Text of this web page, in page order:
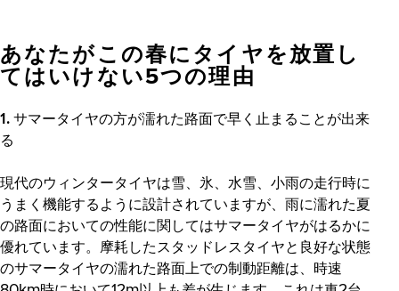
あなたがこの春にタイヤを放置し
てはいけない5つの理由
1. サマータイヤの方が濡れた路面で早く止まることが出来
る
現代のウィンタータイヤは雪、氷、水雪、小雨の走行時に
うまく機能するように設計されていますが、雨に濡れた夏
の路面においての性能に関してはサマータイヤがはるかに
優れています。摩耗したスタッドレスタイヤと良好な状態
のサマータイヤの濡れた路面上での制動距離は、時速